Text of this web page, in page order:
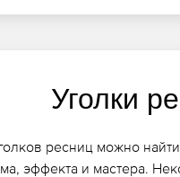
Уголки
ресниц можно
эффекта и мастера.